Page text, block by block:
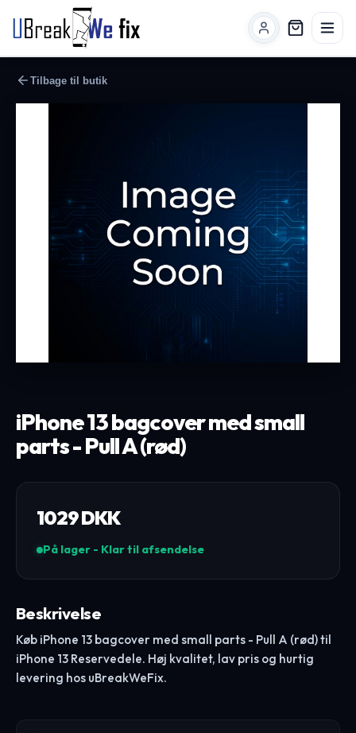
Tilbage til butik
iPhone 13 bagcover med small
parts - Pull A (rød)
1029DKK
På lager - Klar til afsendelse
Beskrivelse
Køb iPhone 13 bagcover med small parts - Pull A (rød) til
iPhone 13 Reservedele. Høj kvalitet, lav pris og hurtig
levering hos uBreakWeFix.